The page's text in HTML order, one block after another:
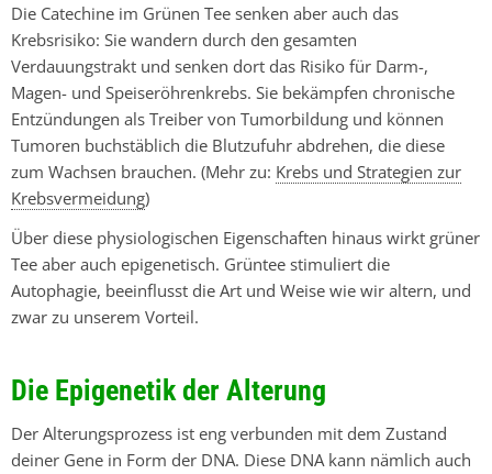
Die Catechine im Grünen Tee senken aber auch das
Krebsrisiko: Sie wandern durch den gesamten
Verdauungstrakt und senken dort das Risiko für Darm-,
Magen- und Speiseröhrenkrebs. Sie bekämpfen chronische
Entzündungen als Treiber von Tumorbildung und können
Tumoren buchstäblich die Blutzufuhr abdrehen, die diese
zum Wachsen brauchen. (Mehr zu: Krebs und Strategien zur
Krebsvermeidung)
Über diese physiologischen Eigenschaften hinaus wirkt grüner
Tee aber auch epigenetisch. Grüntee stimuliert die
Autophagie, beeinflusst die Art und Weise wie wir altern, und
zwar zu unserem Vorteil.
Die Epigenetik der Alterung
Der Alterungsprozess ist eng verbunden mit dem Zustand
deiner Gene in Form der DNA. Diese DNA kann nämlich auch